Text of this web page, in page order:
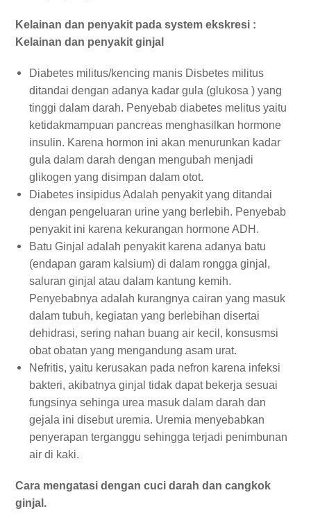
Kelainan dan penyakit pada system ekskresi :
Kelainan dan penyakit ginjal
Diabetes militus/kencing manis Disbetes militus
ditandai dengan adanya kadar gula (glukosa ) yang
tinggi dalam darah. Penyebab diabetes melitus yaitu
ketidakmampuan pancreas menghasilkan hormone
insulin. Karena hormon ini akan menurunkan kadar
gula dalam darah dengan mengubah menjadi
glikogen yang disimpan dalam otot.
Diabetes insipidus Adalah penyakit yang ditandai
dengan pengeluaran urine yang berlebih. Penyebab
penyakit ini karena kekurangan hormone ADH.
Batu Ginjal adalah penyakit karena adanya batu
(endapan garam kalsium) di dalam rongga ginjal,
saluran ginjal atau dalam kantung kemih.
Penyebabnya adalah kurangnya cairan yang masuk
dalam tubuh, kegiatan yang berlebihan disertai
dehidrasi, sering nahan buang air kecil, konsusmsi
obat obatan yang mengandung asam urat.
Nefritis, yaitu kerusakan pada nefron karena infeksi
bakteri, akibatnya ginjal tidak dapat bekerja sesuai
fungsinya sehinga urea masuk dalam darah dan
gejala ini disebut uremia. Uremia menyebabkan
penyerapan terganggu sehingga terjadi penimbunan
air di kaki.
Cara mengatasi dengan cuci darah dan cangkok
ginjal.